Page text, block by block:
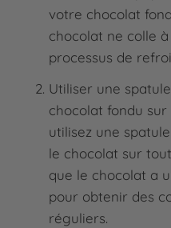
votre chocolat
chocolat ne colle
processus de
Utiliser une
chocolat fondu sur
utilisez une
le chocolat sur
que le chocolat a
pour obtenir des
réguliers.